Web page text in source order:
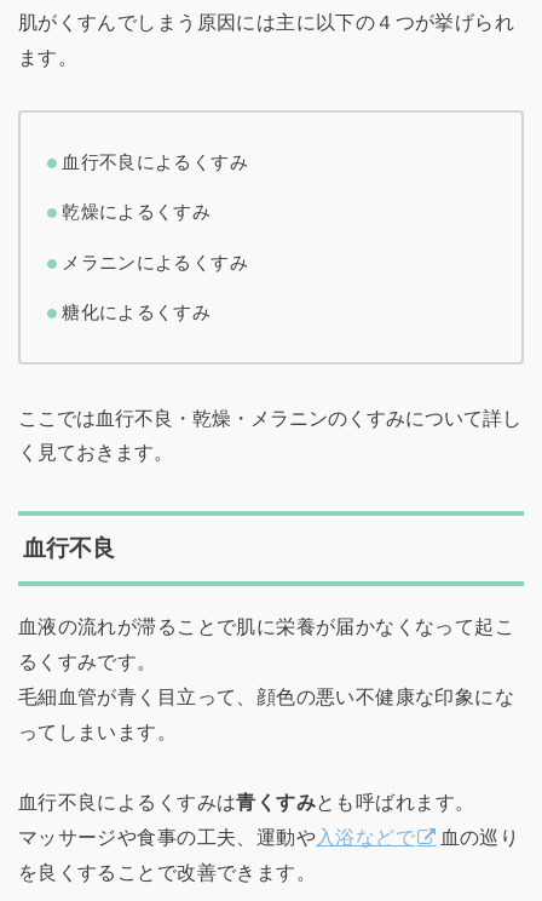
肌がくすんでしまう原因には主に以下の４つが挙げられ
ます。
血行不良によるくすみ
乾燥によるくすみ
メラニンによるくすみ
糖化によるくすみ
ここでは血行不良・乾燥・メラニンのくすみについて詳し
く見ておきます。
血行不良
血液の流れが滞ることで肌に栄養が届かなくなって起こ
るくすみです。
毛細血管が青く目立って、顔色の悪い不健康な印象にな
ってしまいます。
血行不良によるくすみは青くすみとも呼ばれます。
マッサージや食事の工夫、運動や入浴などで
血の巡り
を良くすることで改善できます。